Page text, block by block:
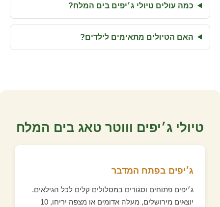
כמה עולים טיולי ג׳יפים בים המלח?
האם הטיולים מתאימים לילדים?
טיולי ג׳יפים וווטר טאג בים המלח
ג׳יפים בפתח המדבר
ג׳יפים פתוחים וסגורים במסלולים קלים לכל הגילאים.
יוצאים מירושלים, מעלה אדומים או מצפה יריחו, 10